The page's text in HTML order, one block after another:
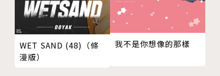
WET SAND (48)（條
漫版）
我不是你想像的那樣